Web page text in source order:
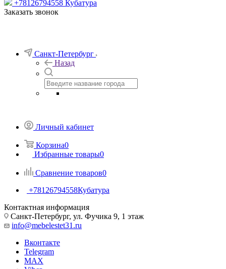
+78126794558 Кубатура
Заказать звонок
Санкт-Петербург
Назад
Личный кабинет
Корзина0
Избранные товары0
Сравнение товаров0
+78126794558Кубатура
Контактная информация
Санкт-Петербург, ул. Фучика 9, 1 этаж
info@mebelestet31.ru
Вконтакте
Telegram
MAX